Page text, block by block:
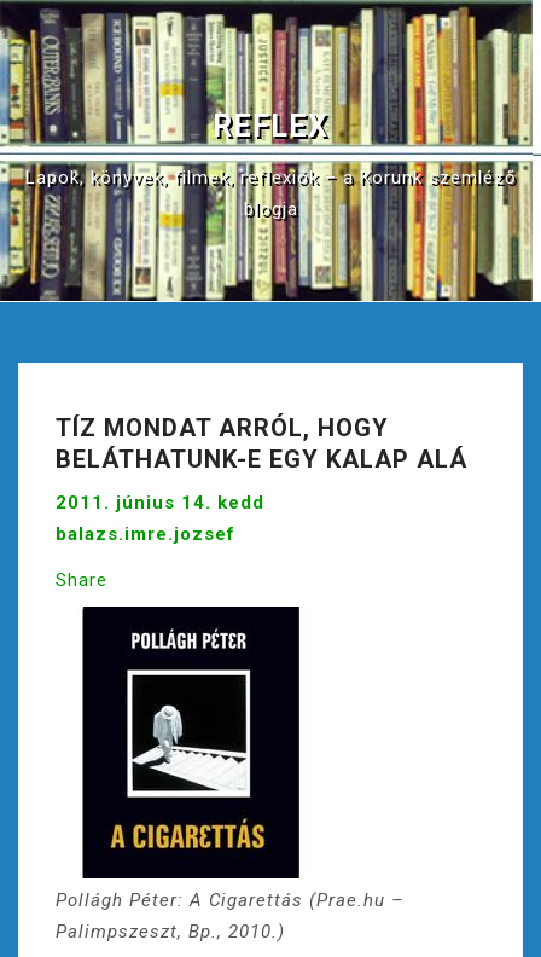
k
p
t
o
c
n
t
REFLEX
Lapok, könyvek, filmek, reflexiók – a Korunk szemléző
blogja
TÍZ MONDAT ARRÓL, HOGY
BELÁTHATUNK-E EGY KALAP ALÁ
2011. június 14. kedd
balazs.imre.jozsef
Share
Pollágh Péter: A Cigarettás (Prae.hu –
Palimpszeszt, Bp., 2010.)